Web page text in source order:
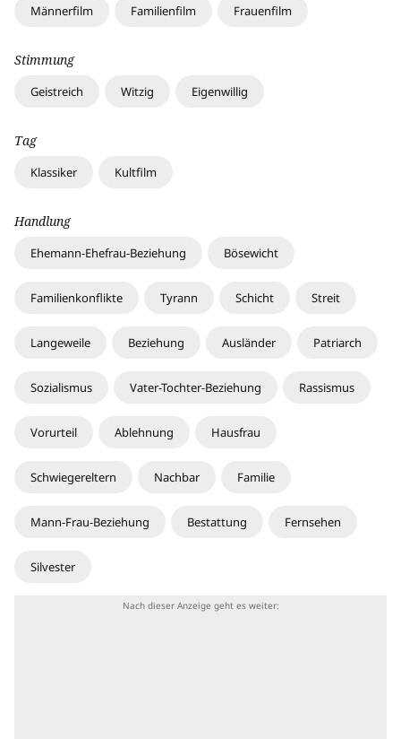
Männerfilm Familienfilm Frauenfilm
Stimmung
Geistreich Witzig Eigenwillig
Tag
Klassiker Kultfilm
Handlung
Ehemann-Ehefrau-Beziehung Bösewicht
Familienkonflikte Tyrann Schicht Streit
Langeweile Beziehung Ausländer Patriarch
Sozialismus Vater-Tochter-Beziehung Rassismus
Vorurteil Ablehnung Hausfrau
Schwiegereltern Nachbar Familie
Mann-Frau-Beziehung Bestattung Fernsehen
Silvester